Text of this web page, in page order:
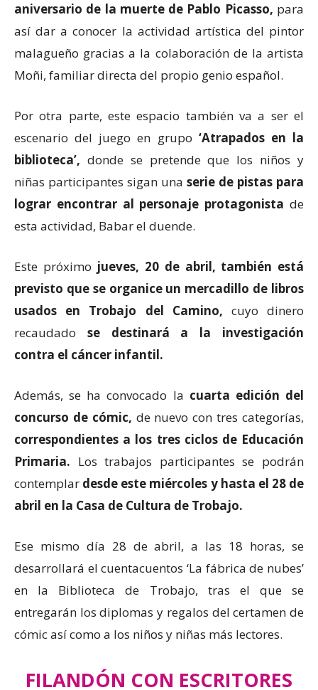
aniversario de la muerte de Pablo Picasso, para
así dar a conocer la actividad artística del pintor
malagueño gracias a la colaboración de la artista
Moñi, familiar directa del propio genio español.
Por otra parte, este espacio también va a ser el
escenario del juego en grupo ‘Atrapados en la
biblioteca’, donde se pretende que los niños y
niñas participantes sigan una serie de pistas para
lograr encontrar al personaje protagonista de
esta actividad, Babar el duende.
Este próximo jueves, 20 de abril, también está
previsto que se organice un mercadillo de libros
usados en Trobajo del Camino, cuyo dinero
recaudado se destinará a la investigación
contra el cáncer infantil.
Además, se ha convocado la cuarta edición del
concurso de cómic, de nuevo con tres categorías,
correspondientes a los tres ciclos de Educación
Primaria. Los trabajos participantes se podrán
contemplar desde este miércoles y hasta el 28 de
abril en la Casa de Cultura de Trobajo.
Ese mismo día 28 de abril, a las 18 horas, se
desarrollará el cuentacuentos ‘La fábrica de nubes’
en la Biblioteca de Trobajo, tras el que se
entregarán los diplomas y regalos del certamen de
cómic así como a los niños y niñas más lectores.
FILANDÓN CON ESCRITORES